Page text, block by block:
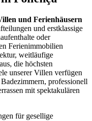
und Ferienhäusern
und erstklassige
oder
Ferienimmobilien
weitläufige
die höchsten
unserer Villen verfügen
professionell
mit spektakulären
für gesellige